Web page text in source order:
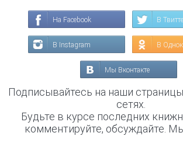
На Facebook В
В Instagram В
Мы Вконтакте
Подписывайтесь на наши
сетях.
Будьте в курсе последних
комментируйте, обсуждайте.